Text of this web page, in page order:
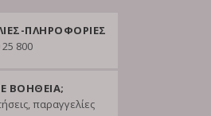
ΠΛΗΡΟΦΟΡΙΕΣ
800
ΒΟΗΘΕΙΑ;
παραγγελίες